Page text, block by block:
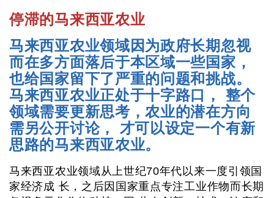
停滞的马来西亚农业
马来西亚农业领域因为政府长期忽视
而在多方面落后于本区域一些国家，
也给国家留下了严重的问题和挑战。
马来西亚农业正处于十字路口， 整个
领域需要更新思考，农业的潜在方向
需另公开讨论， 才可以设定一个有新
思路的马来西亚农业。
马来西亚农业领域从上世纪70年代以来一度引领国
家经济成 长，之后因国家重点专注工业作物而长期